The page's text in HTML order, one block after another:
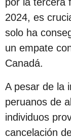
o
s
d
e
s
d
e
l
a
2024, es
solo ha
un empate
Canadá.
A pesar de la
peruanos de
individuos
cancelación